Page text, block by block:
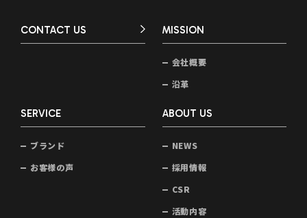
CONTACT US MISSION
会社概要
沿革
SERVICE
ブランド
お客様の声
ABOUT US
NEWS
採用情報
CSR
活動内容